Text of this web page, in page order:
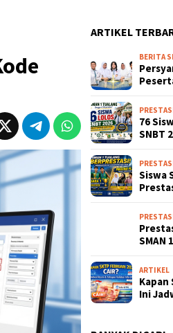
ARTIKEL
BERITA
76
SNBT
Siswa
SMAN
ARTIKEL
Kapan
Ini